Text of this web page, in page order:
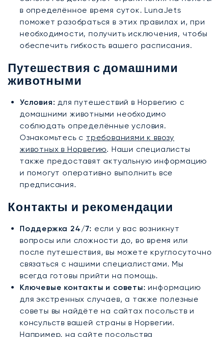
в определённое время суток. LunaJets
поможет разобраться в этих правилах и, при
необходимости, получить исключения, чтобы
обеспечить гибкость вашего расписания.
Путешествия с домашними
животными
Условия: для путешествий в Норвегию с
домашними животными необходимо
соблюдать определённые условия.
Ознакомьтесь с требованиями к ввозу
животных в Норвегию. Наши специалисты
также предоставят актуальную информацию
и помогут оперативно выполнить все
предписания.
Контакты и рекомендации
Поддержка 24/7: если у вас возникнут
вопросы или сложности до, во время или
после путешествия, вы можете круглосуточно
связаться с нашими специалистами. Мы
всегда готовы прийти на помощь.
Ключевые контакты и советы:информацию
для экстренных случаев, а также полезные
советы вы найдёте на сайтах посольств и
консульств вашей страны в Норвегии.
Например, на сайте посольства